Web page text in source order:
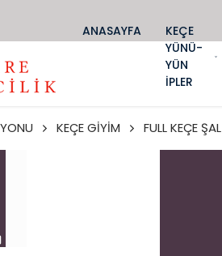
ANASAYFA
KEÇE
YÜNÜ-
YÜN
İPLER
KEÇE GİYİM FULL KEÇE ŞAL